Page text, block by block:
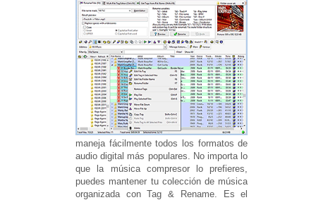
maneja fácilmente todos los formatos de
audio digital más populares.
No importa lo
que la música compresor lo prefieres,
puedes mantener tu colección de música
organizada con Tag & Rename.
Es el